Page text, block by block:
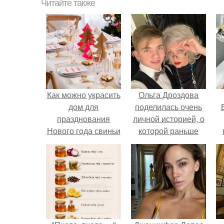
Читайте также
Как можно украсить
дом для
празднования
Нового года свиньи
Ольга Дроздова
поделилась очень
личной историей, о
которой раньше
почти не говорила.